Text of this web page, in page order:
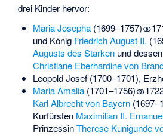
drei Kinder hervor:
Maria Josepha(1699–1757) ⚭
und König Friedrich August II.
Augusts des Starkenund
Christiane Eberhardine von
Leopold Josef (1700–1701),
Maria Amalia(1701–1756) ⚭
Karl Albrecht von Bayern
Kurfürsten Maximilian II.
PrinzessinTherese Kunigunde